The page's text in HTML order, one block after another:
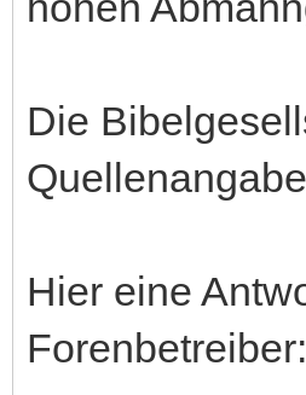
Die
Hier eine
Forenbetreiber: